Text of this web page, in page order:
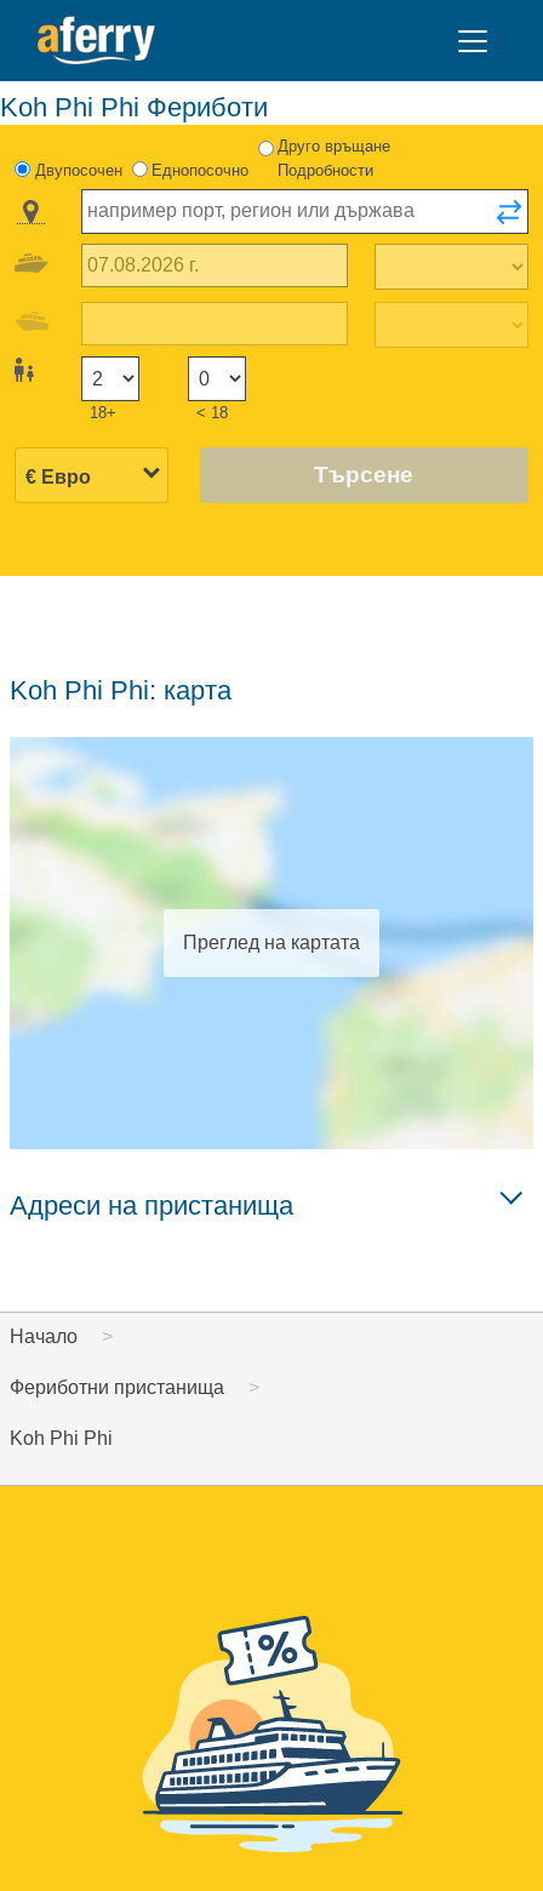
Koh Phi Phi Фериботи
Двупосочен Еднопосочно
Друго връщане
Подробности
18+ < 18
Търсене
Koh Phi Phi: карта
Преглед на картата
Адреси на пристанища
Начало
Фериботни пристанища
Koh Phi Phi